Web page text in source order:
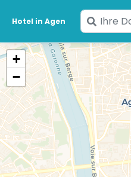
Hotel in Agen
Geben
Sie
Ihre
Daten
ein
+
−